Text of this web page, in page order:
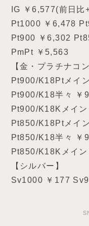
IG ￥6,577(前日比
Pt1000 ￥6,478
Pt900 ￥6,302
PmPt ￥5,563
【金・プラチナコン
Pt900/K18Ptメイ
Pt900/K18半々 ￥
Pt900/K18Kメイ
Pt850/K18Ptメイ
Pt850/K18半々 ￥
Pt850/K18Kメイ
【シルバー】
Sv1000 ￥177